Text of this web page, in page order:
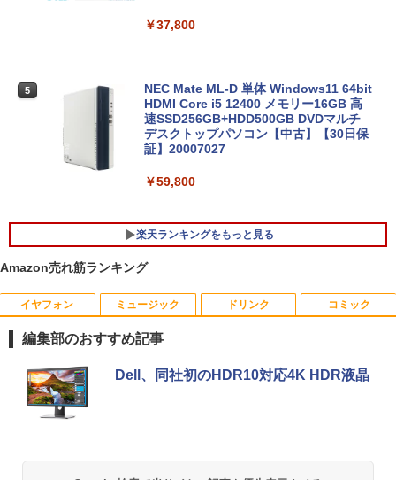
古SSD 2.5インチ128GB / 256GB / 512G
￥17,800
【1500円OFFクーポン】【テンキー&Wi
GB メモリ8GB Core i3 第8世代 Micros
ソコン 中古ノートPC 中古PC SSD1TB
メモリ16GB 中古パソコン レノボ
￥21,800
￥37,800
5
NEC Mate ML-D 単体 Windows11 64bit
HDMI Core i5 12400 メモリー16GB 高
速SSD256GB+HDD500GB DVDマルチ
デスクトップパソコン【中古】【30日保
証】20007027
￥59,800
楽天ランキングをもっと見る
1
NEC AS223WM 液晶モニター 21.5イン
チワイド 白 ホワイト 1920×1080 （フル
HD）TN 白色LEDバックライト ミニ D-s
対応 スイッチ 【中古】
1
宇宙兄弟（46） 【電子書籍】[ 小山宙哉
Amazon売れ筋ランキング
イヤフォン
Anker Soundcore P40i オフホワイト
ミュージック
BRUCE WAYNE feat. Flo Milli, ATL Jacob
[Explicit]
ドリンク
【Amazon.co.jp限定】 い・ろ・は・す 2L P
ET ラベルレス ×8本
コミック
薬屋のひとりごと 17巻 (デジタル版ビッグガ
ンガンコミックス)
編集部のおすすめ記事
Dell、同社初のHDR10対応4K HDR液晶